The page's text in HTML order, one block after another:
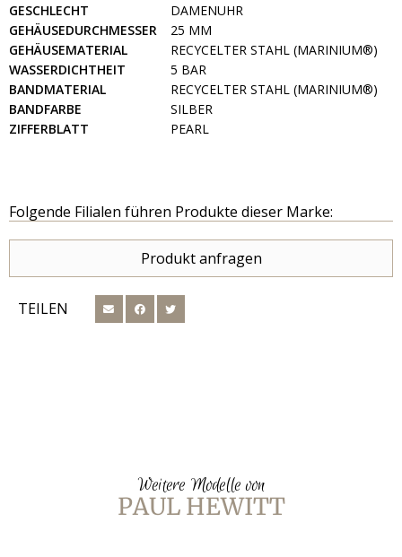
GESCHLECHT
DAMENUHR
GEHÄUSEDURCHMESSER
25 MM
GEHÄUSEMATERIAL
RECYCELTER STAHL (MARINIUM®)
WASSERDICHTHEIT
5 BAR
BANDMATERIAL
RECYCELTER STAHL (MARINIUM®)
BANDFARBE
SILBER
ZIFFERBLATT
PEARL
Folgende Filialen führen Produkte dieser Marke:
Produkt anfragen
TEILEN
Weitere Modelle von
PAUL HEWITT